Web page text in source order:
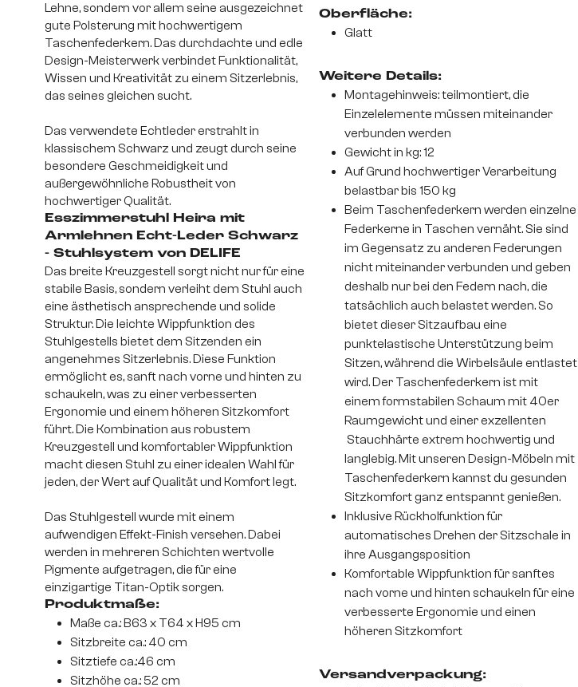
Lehne, sondern vor allem seine ausgezeichnet
gute Polsterung mit hochwertigem
Taschenfederkern. Das durchdachte und edle
Design-Meisterwerk verbindet Funktionalität,
Wissen und Kreativität zu einem Sitzerlebnis,
das seines gleichen sucht.
Das verwendete Echtleder erstrahlt in
klassischem Schwarz und zeugt durch seine
besondere Geschmeidigkeit und
außergewöhnliche Robustheit von
hochwertiger Qualität.
Esszimmerstuhl Heira mit
Armlehnen Echt-Leder Schwarz
- Stuhlsystem von DELIFE
Das breite Kreuzgestell sorgt nicht nur für eine
stabile Basis, sondern verleiht dem Stuhl auch
eine ästhetisch ansprechende und solide
Struktur. Die leichte Wippfunktion des
Stuhlgestells bietet dem Sitzenden ein
angenehmes Sitzerlebnis. Diese Funktion
ermöglicht es, sanft nach vorne und hinten zu
schaukeln, was zu einer verbesserten
Ergonomie und einem höheren Sitzkomfort
führt. Die Kombination aus robustem
Kreuzgestell und komfortabler Wippfunktion
macht diesen Stuhl zu einer idealen Wahl für
jeden, der Wert auf Qualität und Komfort legt.
Das Stuhlgestell wurde mit einem
aufwendigen Effekt-Finish versehen. Dabei
werden in mehreren Schichten wertvolle
Pigmente aufgetragen, die für eine
einzigartige Titan-Optik sorgen.
Produktmaße:
Maße ca.: B63 x T64 x H95 cm
Sitzbreite ca.: 40 cm
Sitztiefe ca.:46 cm
Sitzhöhe ca.: 52 cm
Oberfläche:
Glatt
Weitere Details:
Montagehinweis: teilmontiert, die
Einzelelemente müssen miteinander
verbunden werden
Gewicht in kg: 12
Auf Grund hochwertiger Verarbeitung
belastbar bis 150 kg
Beim Taschenfederkern werden einzelne
Federkerne in Taschen vernäht. Sie sind
im Gegensatz zu anderen Federungen
nicht miteinander verbunden und geben
deshalb nur bei den Federn nach, die
tatsächlich auch belastet werden. So
bietet dieser Sitzaufbau eine
punktelastische Unterstützung beim
Sitzen, während die Wirbelsäule entlastet
wird. Der Taschenfederkern ist mit
einem formstabilen Schaum mit 40er
Raumgewicht und einer exzellenten
Stauchhärte extrem hochwertig und
langlebig. Mit unseren Design-Möbeln mit
Taschenfederkern kannst du gesunden
Sitzkomfort ganz entspannt genießen.
Inklusive Rückholfunktion für
automatisches Drehen der Sitzschale in
ihre Ausgangsposition
Komfortable Wippfunktion für sanftes
nach vorne und hinten schaukeln für eine
verbesserte Ergonomie und einen
höheren Sitzkomfort
Versandverpackung: